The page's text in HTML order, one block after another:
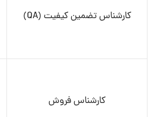
کارشناس تضمین کیفیت (QA)
کارشناس فروش